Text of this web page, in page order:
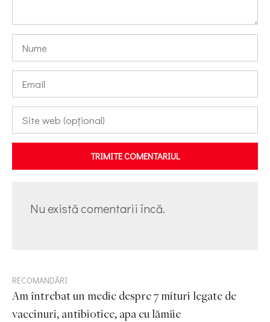
TRIMITE COMENTARIUL
Nu există comentarii încă.
RECOMANDĂRI
Am întrebat un medic despre 7 mituri legate de
vaccinuri, antibiotice, apa cu lămîie